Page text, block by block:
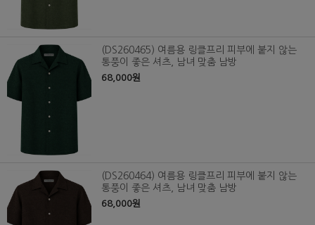
(DS260465) 여름용 링클프리 피부에 붙지 않는
통풍이 좋은 셔츠, 남녀 맞춤 남방
68,000원
(DS260464) 여름용 링클프리 피부에 붙지 않는
통풍이 좋은 셔츠, 남녀 맞춤 남방
68,000원